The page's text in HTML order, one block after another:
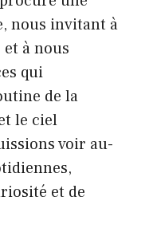
nous invitant à
à nous
qui
de la
le ciel
voir au-
et de